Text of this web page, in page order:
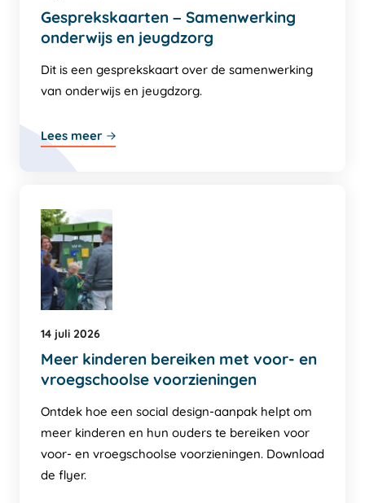
Gesprekskaarten – Samenwerking
onderwijs en jeugdzorg
Dit is een gesprekskaart over de samenwerking
van onderwijs en jeugdzorg.
Lees meer
14 juli 2026
Meer kinderen bereiken met voor- en
vroegschoolse voorzieningen
Ontdek hoe een social design-aanpak helpt om
meer kinderen en hun ouders te bereiken voor
voor- en vroegschoolse voorzieningen. Download
de flyer.